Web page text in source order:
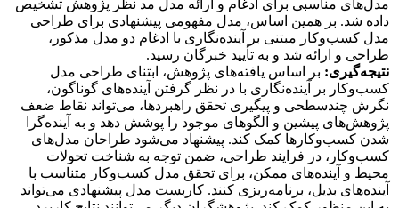
مدل‏‌های مناسبی برای ادغام و ارائه مدل مد نظر پژوهش تشخیص
داده ‌شد. بر همین اساس، مدل مفهومی پیشنهادی برای طراحی
مدل کسب‌وکار مبتنی بر آینده‌نگاری با ادغام دو مدل مذکور،
طراحی و ارائه شد و به تأیید خبرگان رسید.
نتیجه‌گیری: بر اساس یافته‌های پژوهش، ابتنای طراحی مدل
کسب‌وکار بر آینده‌نگاری با در نظر گرفتن آینده‌های گوناگون،
نگرش چندسطحی و پیگیری تحقق راهبردها، می‌تواند نقاط ضعف
پژوهش‌های پیشین و الگوهای موجود را پوشش دهد و به آینده‌گرا
شدن کسب‌وکارها کمک کند. پیشنهاد می‌شود طراحان مدل‌های
کسب‌وکار، در فرایند طراحی، ضمن توجه به شناخت تحولات
محیط و آینده‌های ممکن، برای تحقق مدل کسب‌وکار متناسب با
آینده‌های بدیل، برنامه‌ریزی کنند. کاربست مدل پیشنهادی می‌تواند